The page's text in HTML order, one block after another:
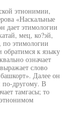
этнонимии,
«Наскальные
дает этимологии
мец, ко?эй,
по этимологии
к языку
означает
слово
Далее он
по-другому. В
тамгасы; то